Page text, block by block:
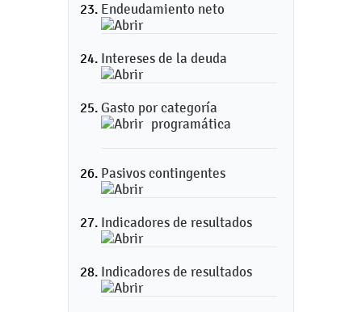
Endeudamiento neto
Intereses de la deuda
Gasto por categoría
programática
Pasivos contingentes
Indicadores de resultados
Indicadores de resultados